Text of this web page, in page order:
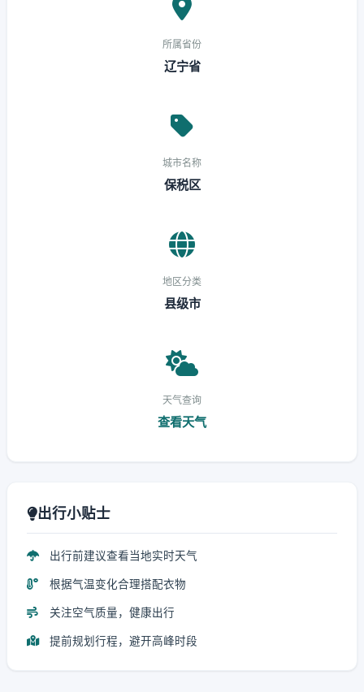
所属省份
辽宁省
城市名称
保税区
地区分类
县级市
天气查询
查看天气
出行小贴士
出行前建议查看当地实时天气
根据气温变化合理搭配衣物
关注空气质量，健康出行
提前规划行程，避开高峰时段